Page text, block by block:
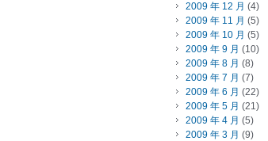
2009 年 12 月 (4)
2009 年 11 月 (5)
2009 年 10 月 (5)
2009 年 9 月 (10)
2009 年 8 月 (8)
2009 年 7 月 (7)
2009 年 6 月 (22)
2009 年 5 月 (21)
2009 年 4 月 (5)
2009 年 3 月 (9)